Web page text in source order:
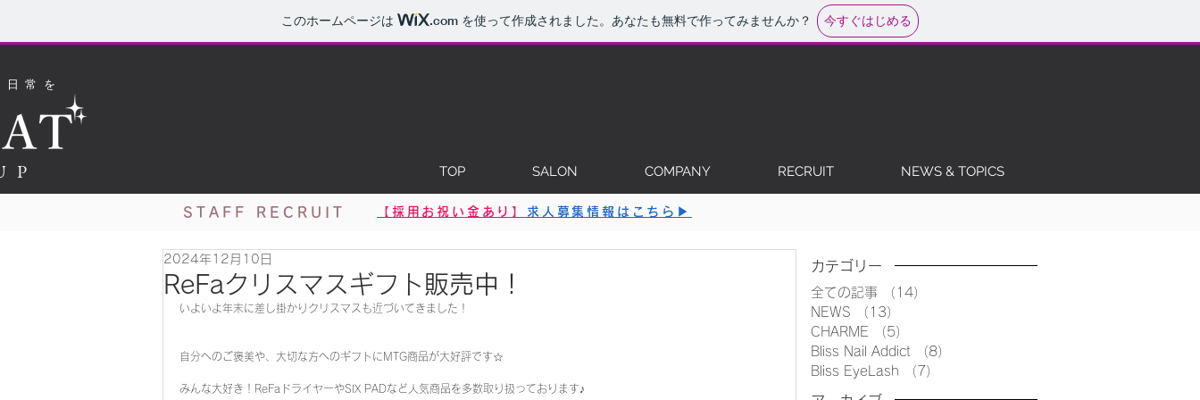
このホームページは .com を使って作成されました。あなたも無料で作ってみませんか？ 今すぐはじめる
常を
TOP SALON COMPANY RECRUIT NEWS & TOPICS
STAFF RECRUIT 【採用お祝い金あり】 求人募集情報はこちら▶︎
ReFaクリスマスギフト販売中！
2024年12月10日
いよいよ年末に差し掛かりクリスマスも近づいてきました！
自分へのご褒美や、大切な方へのギフトにMTG商品が大好評です☆
みんな大好き！ReFaドライヤーやSIX PADなど人気商品を多数取り扱っております♪
カテゴリー
全ての記事 （14）
NEWS
（13）
CHARME
（5）
Bliss Nail Addict
（8）
Bliss EyeLash
（7）